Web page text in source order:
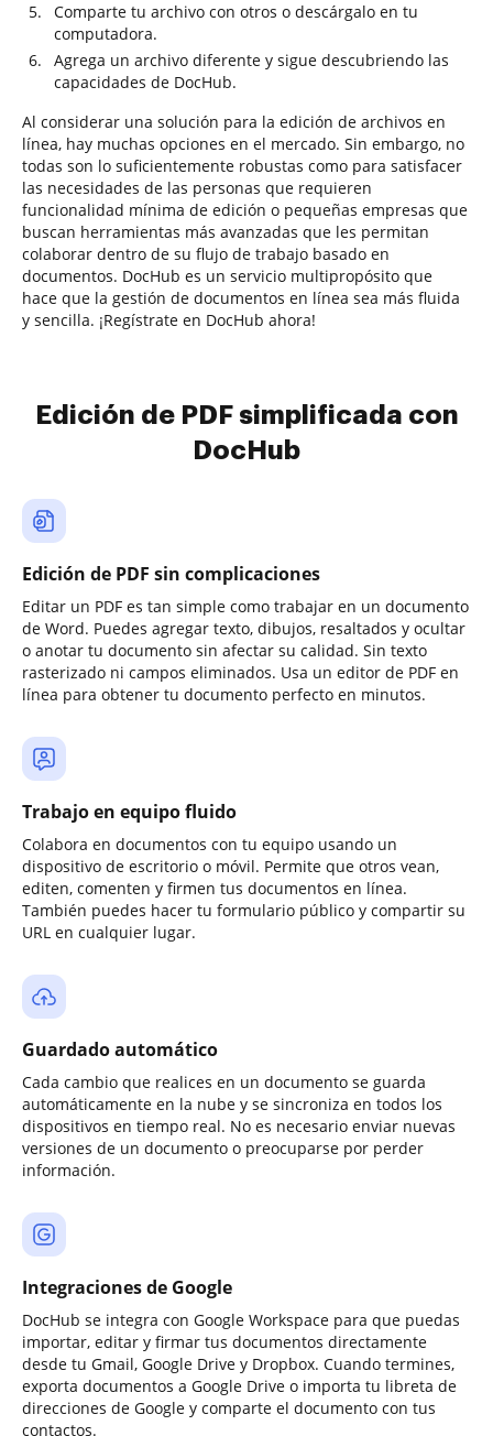
Comparte tu archivo con otros o descárgalo en tu
computadora.
Agrega un archivo diferente y sigue descubriendo las
capacidades de DocHub.
Al considerar una solución para la edición de archivos en
línea, hay muchas opciones en el mercado. Sin embargo, no
todas son lo suficientemente robustas como para satisfacer
las necesidades de las personas que requieren
funcionalidad mínima de edición o pequeñas empresas que
buscan herramientas más avanzadas que les permitan
colaborar dentro de su flujo de trabajo basado en
documentos. DocHub es un servicio multipropósito que
hace que la gestión de documentos en línea sea más fluida
y sencilla. ¡Regístrate en DocHub ahora!
Edición de PDF simplificada con
DocHub
Edición de PDF sin complicaciones
Editar un PDF es tan simple como trabajar en un documento
de Word. Puedes agregar texto, dibujos, resaltados y ocultar
o anotar tu documento sin afectar su calidad. Sin texto
rasterizado ni campos eliminados. Usa un editor de PDF en
línea para obtener tu documento perfecto en minutos.
Trabajo en equipo fluido
Colabora en documentos con tu equipo usando un
dispositivo de escritorio o móvil. Permite que otros vean,
editen, comenten y firmen tus documentos en línea.
También puedes hacer tu formulario público y compartir su
URL en cualquier lugar.
Guardado automático
Cada cambio que realices en un documento se guarda
automáticamente en la nube y se sincroniza en todos los
dispositivos en tiempo real. No es necesario enviar nuevas
versiones de un documento o preocuparse por perder
información.
Integraciones de Google
DocHub se integra con Google Workspace para que puedas
importar, editar y firmar tus documentos directamente
desde tu Gmail, Google Drive y Dropbox. Cuando termines,
exporta documentos a Google Drive o importa tu libreta de
direcciones de Google y comparte el documento con tus
contactos.